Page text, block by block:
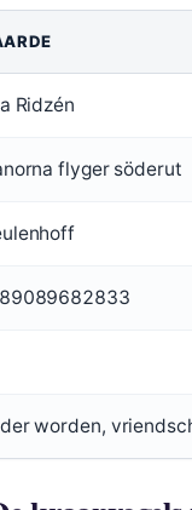
Ridzén
flyger söderut
worden,